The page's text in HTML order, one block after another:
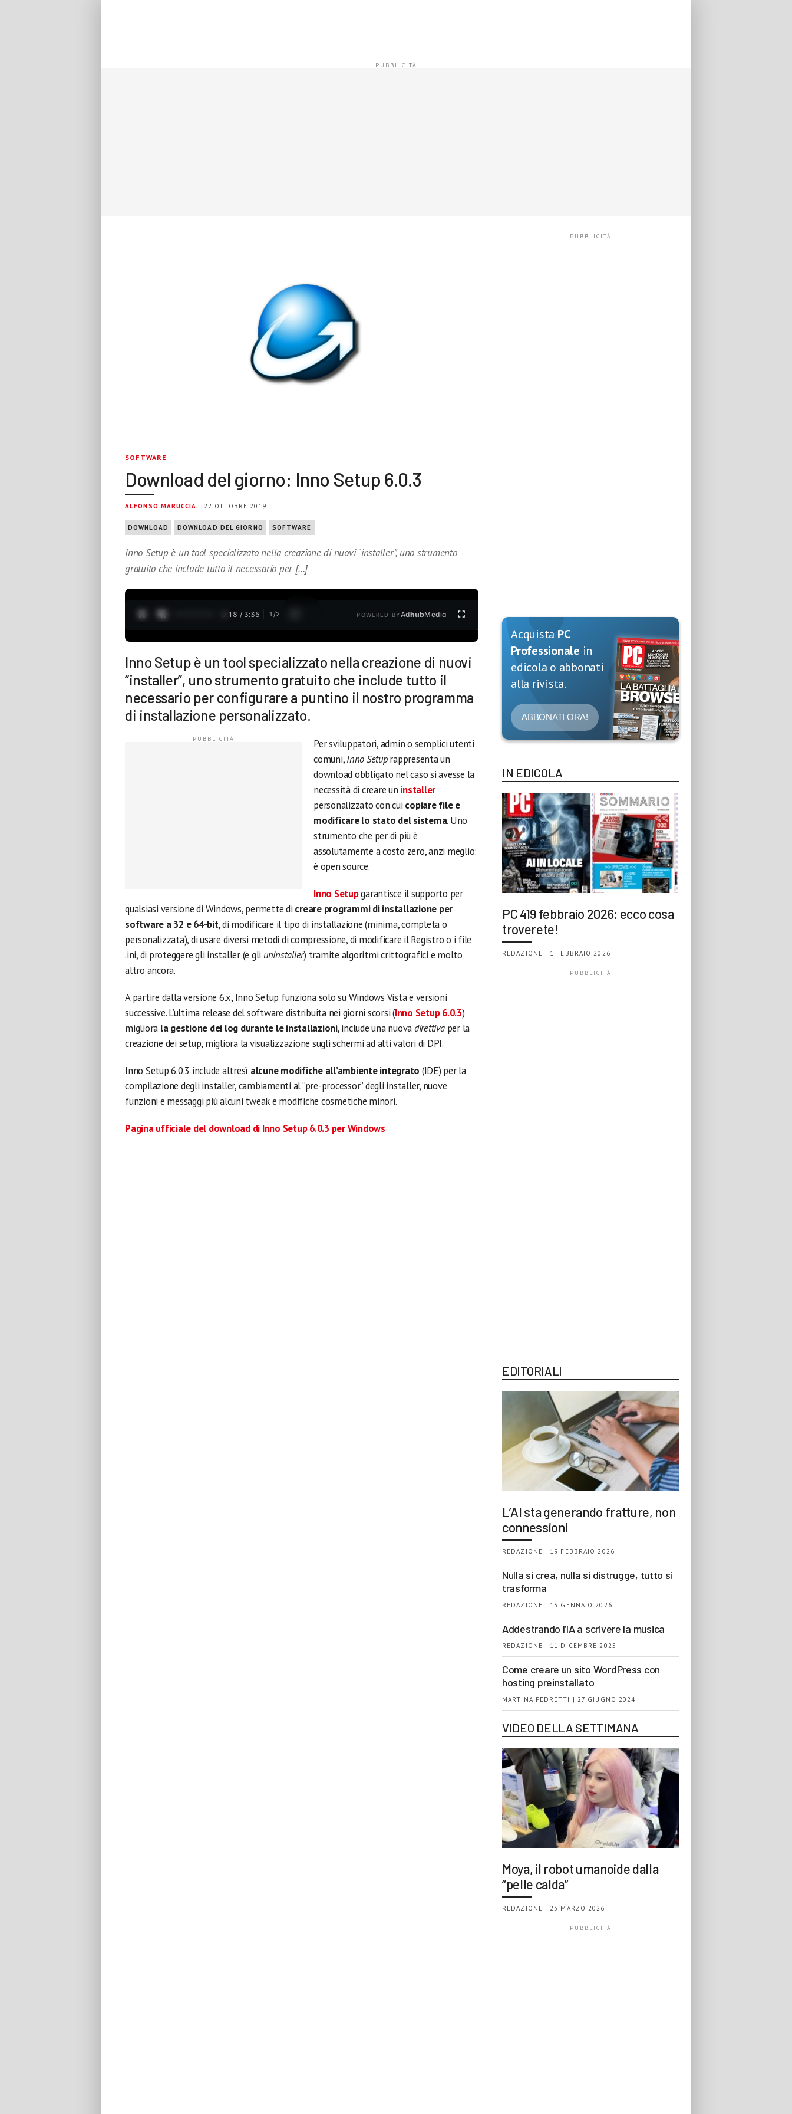
SOFTWARE
Download del giorno: Inno Setup 6.0.3
ALFONSO MARUCCIA | 22 OTTOBRE 2019
DOWNLOAD DOWNLOAD DEL GIORNO SOFTWARE
Inno Setup è un tool specializzato nella creazione di nuovi “installer”, uno strumento
gratuito che include tutto il necessario per […]
0:19 / 3:35 1 /2 POWERED BYAdhubMedia
Inno Setup è un tool specializzato nella creazione di nuovi
“installer”, uno strumento gratuito che include tutto il
necessario per configurare a puntino il nostro programma
di installazione personalizzato.
Per sviluppatori, admin o semplici utenti
comuni,Inno Setuprappresenta un
download obbligato nel caso si avesse la
necessità di creare un installer
personalizzato con cui copiare file e
modificare lo stato del sistema. Uno
strumento che per di più è
assolutamente a costo zero, anzi meglio:
è open source.
Inno Setupgarantisce il supporto per
qualsiasi versione di Windows, permette di creare programmi di installazione per
software a 32 e 64-bit, di modificare il tipo di installazione (minima, completa o
personalizzata), di usare diversi metodi di compressione, di modificare il Registro o i file
.ini, di proteggere gli installer (e gli uninstaller) tramite algoritmi crittografici e molto
altro ancora.
A partire dalla versione 6.x, Inno Setup funziona solo su Windows Vista e versioni
successive. L’ultima release del software distribuita nei giorni scorsi (Inno Setup 6.0.3)
migliora la gestione dei log durante le installazioni, include una nuovadirettivaper la
creazione dei setup, migliora la visualizzazione sugli schermi ad alti valori di DPI.
Inno Setup 6.0.3 include altresì alcune modifiche all’ambiente integrato (IDE) per la
compilazione degli installer, cambiamenti al “pre-processor” degli installer, nuove
funzioni e messaggi più alcuni tweak e modifiche cosmetiche minori.
Pagina ufficiale del download di Inno Setup 6.0.3 per Windows
Acquista PC
Professionale in
edicola o abbonati
alla rivista.
ABBONATI ORA!
IN EDICOLA
PC 419 febbraio 2026: ecco cosa
troverete!
REDAZIONE | 1 FEBBRAIO 2026
EDITORIALI
L’AI sta generando fratture, non
connessioni
REDAZIONE | 19 FEBBRAIO 2026
Nulla si crea, nulla si distrugge, tutto si
trasforma
REDAZIONE | 13 GENNAIO 2026
Addestrando l’IA a scrivere la musica
REDAZIONE | 11 DICEMBRE 2025
Come creare un sito WordPress con
hosting preinstallato
MARTINA PEDRETTI | 27 GIUGNO 2024
VIDEO DELLA SETTIMANA
Moya, il robot umanoide dalla
“pelle calda”
REDAZIONE | 23 MARZO 2026